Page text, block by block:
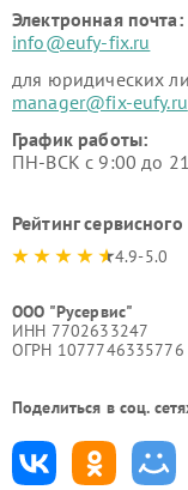
Электронная почта:
info@eufy-fix.ru
для юридических
manager@fix-eufy.ru
График работы:
ПН-ВСК с 9:00 до
Рейтинг
4.9-5.0
ООО "Русервис"
ИНН 7702633247
ОГРН 1077746335776
Поделиться в соц.